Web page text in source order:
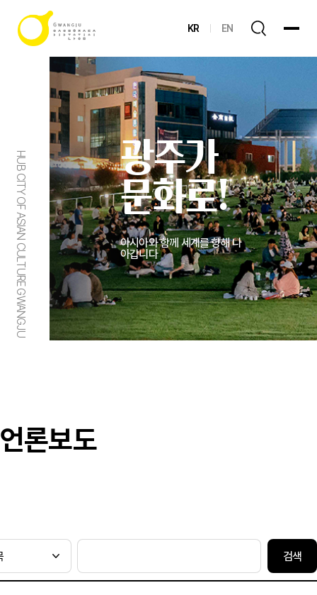
KR EN
HUB CITY OF ASIAN CULTURE GWANGJU
광주가
문화로!
아시아와 함께 세계를 향해 나
아갑니다
언론보도
검색